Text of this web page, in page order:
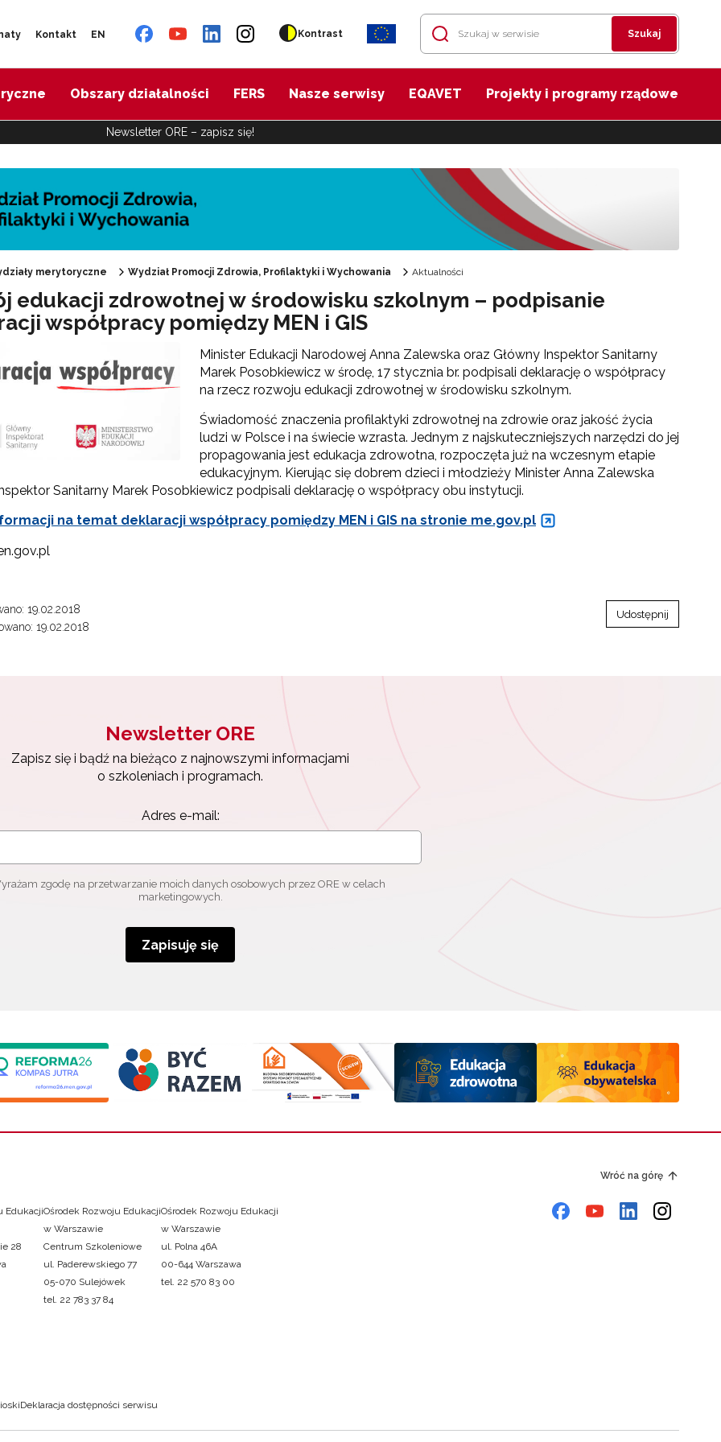
Kontakt EN Kontrast Szukaj
Obszary działalności FERS Nasze serwisy EQAVET Projekty i programy rządowe
Newsletter ORE – zapisz się!
Zdrowia"
zdrowotna"
i projekty Wydziału"
wychowawczo-profilaktyczny szkoły"
do pobrania"
merytoryczne Wydział Promocji Zdrowia, Profilaktyki i Wychowania Aktualności
edukacji zdrowotnej w środowisku szkolnym – podpisanie
współpracy pomiędzy MEN i GIS
Minister Edukacji Narodowej Anna Zalewska oraz Główny Inspektor Sanitarny
Marek Posobkiewicz w środę, 17 stycznia br. podpisali deklarację o współpracy
na rzecz rozwoju edukacji zdrowotnej w środowisku szkolnym.
Świadomość znaczenia profilaktyki zdrowotnej na zdrowie oraz jakość życia
ludzi w Polsce i na świecie wzrasta. Jednym z najskuteczniejszych narzędzi do jej
propagowania jest edukacja zdrowotna, rozpoczęta już na wczesnym etapie
edukacyjnym. Kierując się dobrem dzieci i młodzieży Minister Anna Zalewska
Sanitarny Marek Posobkiewicz podpisali deklarację o współpracy obu instytucji.
na temat deklaracji współpracy pomiędzy MEN i GIS na stronie me.gov.pl
19.02.2018
19.02.2018
Udostępnij
Newsletter ORE
Zapisz się i bądź na bieżąco z najnowszymi informacjami
o szkoleniach i programach.
Adres e-mail:
zgodę na przetwarzanie moich danych osobowych przez ORE w celach
marketingowych.
Zapisuję się
Wróć na górę
Edukacji
28
Ośrodek Rozwoju Edukacji
w Warszawie
Centrum Szkoleniowe
ul. Paderewskiego 77
05-070 Sulejówek
tel. 22 783 37 84
Ośrodek Rozwoju Edukacji
w Warszawie
ul. Polna 46A
00-644 Warszawa
tel. 22 570 83 00
Deklaracja dostępności serwisu